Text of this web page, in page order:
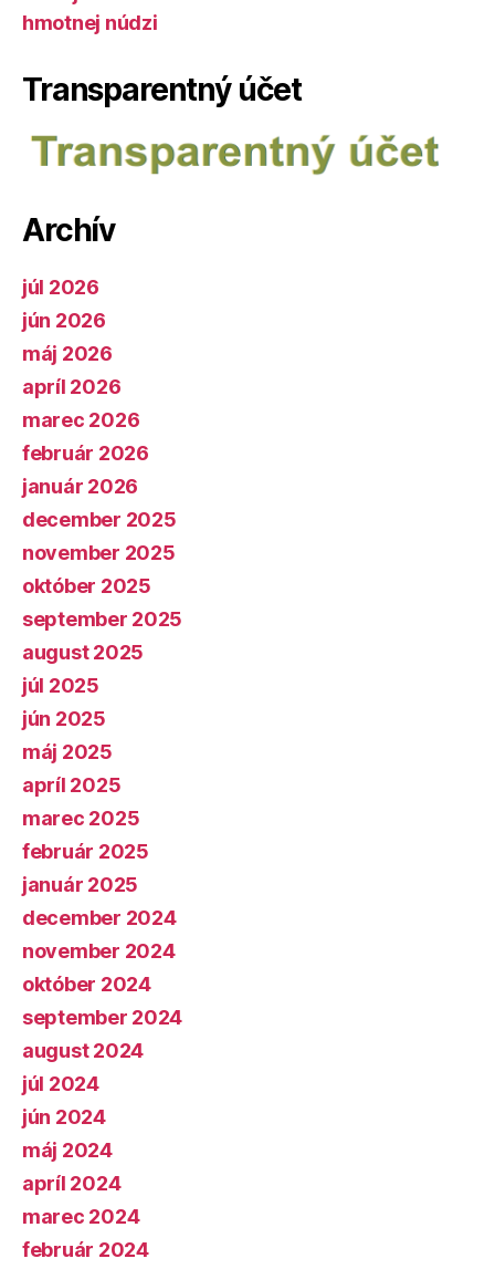
hmotnej núdzi
Transparentný účet
Archív
júl 2026
jún 2026
máj 2026
apríl 2026
marec 2026
február 2026
január 2026
december 2025
november 2025
október 2025
september 2025
august 2025
júl 2025
jún 2025
máj 2025
apríl 2025
marec 2025
február 2025
január 2025
december 2024
november 2024
október 2024
september 2024
august 2024
júl 2024
jún 2024
máj 2024
apríl 2024
marec 2024
február 2024